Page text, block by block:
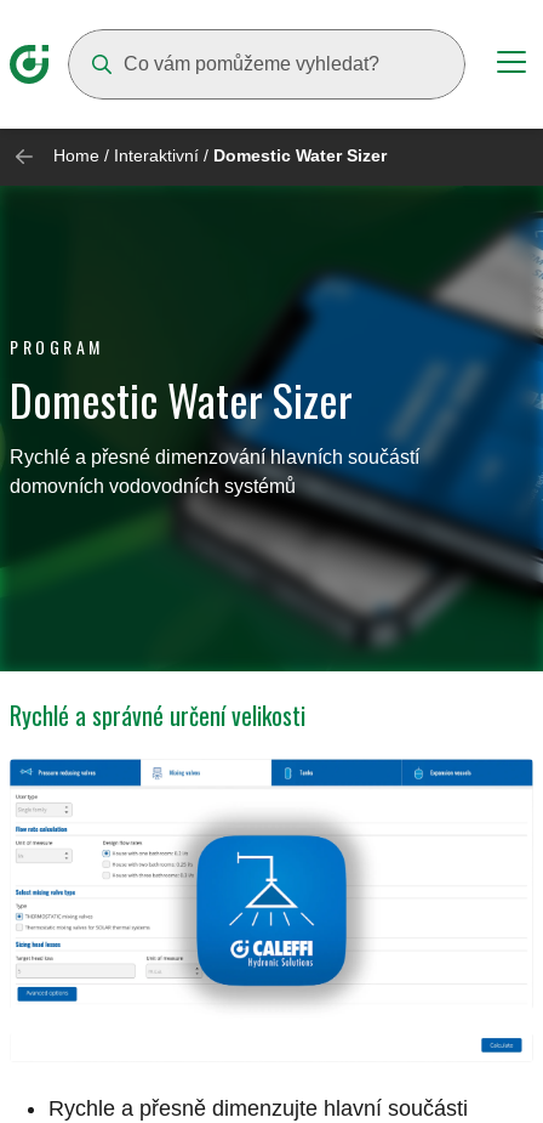
Home / Interaktivní / Domestic Water Sizer
PROGRAM
Domestic Water Sizer
Rychlé a přesné dimenzování hlavních součástí
domovních vodovodních systémů
Rychlé a správné určení velikosti
Rychle a přesně dimenzujte hlavní součásti